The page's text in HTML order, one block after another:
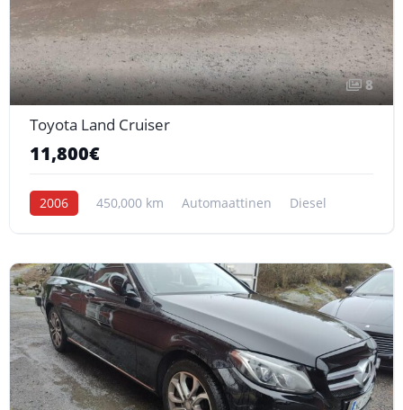
8
Toyota Land Cruiser
11,800€
2006 450,000 km Automaattinen Diesel